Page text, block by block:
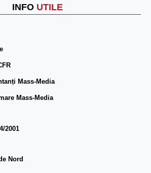
INFO UTILE
Mass-Media
Mass-Media
2001
Nord